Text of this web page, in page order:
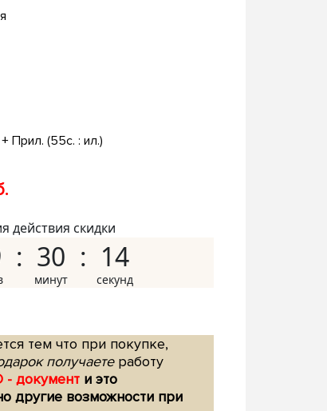
+ Прил. (55с. : ил.)
действия скидки
30 13
тем что при покупке,
получаетеработу
- документ и это
другие возможности при